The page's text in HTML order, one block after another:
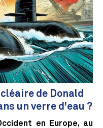
de Donald
un verre d'eau ?
en Europe, au